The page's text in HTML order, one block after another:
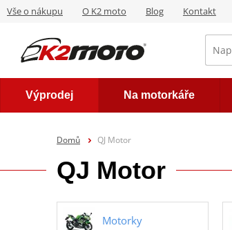
Vše o nákupu O K2 moto Blog Kontakt
Výprodej Na motorkáře
Domů QJ Motor
QJ Motor
Motorky